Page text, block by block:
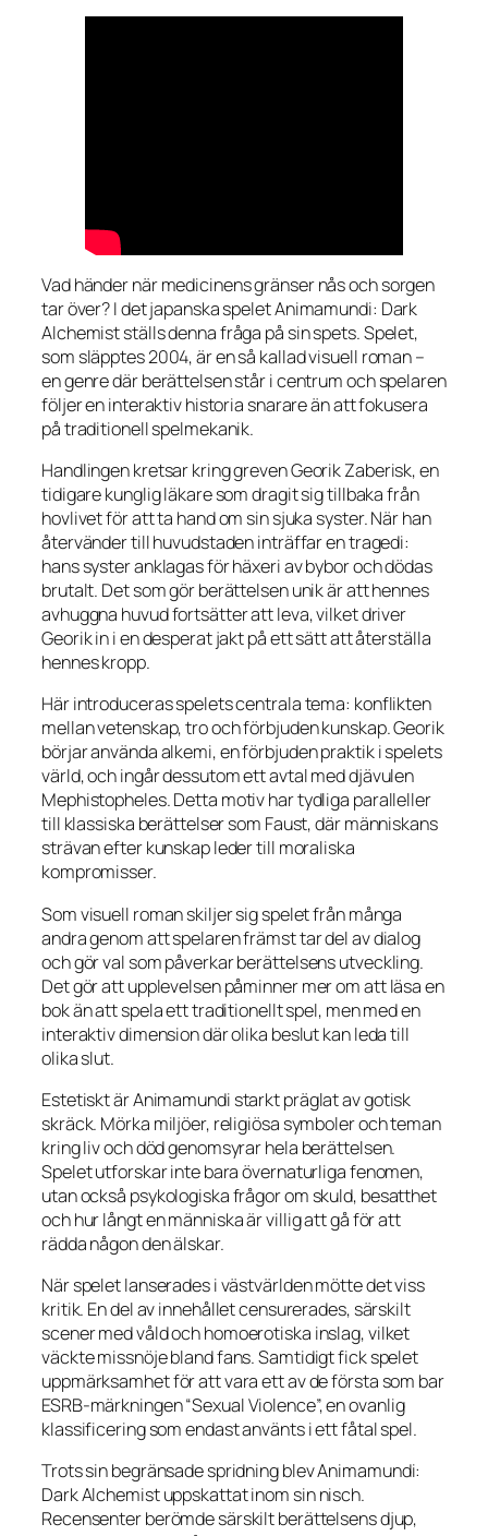
Vad händer när medicinens gränser nås och sorgen
tar över? I det japanska speletAnimamundi: Dark
Alchemistställs denna fråga på sin spets. Spelet,
som släpptes 2004, är en så kallad visuell roman –
en genre där berättelsen står i centrum och spelaren
följer en interaktiv historia snarare än att fokusera
på traditionell spelmekanik.
Handlingen kretsar kring greven Georik Zaberisk, en
tidigare kunglig läkare som dragit sig tillbaka från
hovlivet för att ta hand om sin sjuka syster. När han
återvänder till huvudstaden inträffar en tragedi:
hans syster anklagas för häxeri av bybor och dödas
brutalt. Det som gör berättelsen unik är att hennes
avhuggna huvud fortsätter att leva, vilket driver
Georik in i en desperat jakt på ett sätt att återställa
hennes kropp.
Här introduceras spelets centrala tema: konflikten
mellan vetenskap, tro och förbjuden kunskap. Georik
börjar använda alkemi, en förbjuden praktik i spelets
värld, och ingår dessutom ett avtal med djävulen
Mephistopheles. Detta motiv har tydliga paralleller
till klassiska berättelser som Faust, där människans
strävan efter kunskap leder till moraliska
kompromisser.
Som visuell roman skiljer sig spelet från många
andra genom att spelaren främst tar del av dialog
och gör val som påverkar berättelsens utveckling.
Det gör att upplevelsen påminner mer om att läsa en
bok än att spela ett traditionellt spel, men med en
interaktiv dimension där olika beslut kan leda till
olika slut.
Estetiskt ärAnimamundi starkt präglat av gotisk
skräck. Mörka miljöer, religiösa symboler och teman
kring liv och död genomsyrar hela berättelsen.
Spelet utforskar inte bara övernaturliga fenomen,
utan också psykologiska frågor om skuld, besatthet
och hur långt en människa är villig att gå för att
rädda någon den älskar.
När spelet lanserades i västvärlden mötte det viss
kritik. En del av innehållet censurerades, särskilt
scener med våld och homoerotiska inslag, vilket
väckte missnöje bland fans. Samtidigt fick spelet
uppmärksamhet för att vara ett av de första som bar
ESRB-märkningen “Sexual Violence”, en ovanlig
klassificering som endast använts i ett fåtal spel.
Trots sin begränsade spridning blevAnimamundi:
Dark Alchemistuppskattat inom sin nisch.
Recensenter berömde särskilt berättelsens djup,